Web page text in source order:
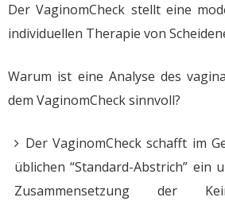
Der VaginomCheck stellt eine
individuellen Therapie von
Warum ist eine Analyse des
dem VaginomCheck sinnvoll?
Der VaginomCheck schafft im
üblichen “Standard-Abstrich” ein
Zusammensetzung der